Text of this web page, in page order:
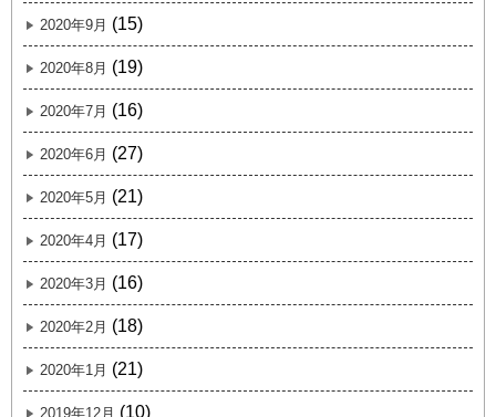
2020年9月 (15)
2020年8月 (19)
2020年7月 (16)
2020年6月 (27)
2020年5月 (21)
2020年4月 (17)
2020年3月 (16)
2020年2月 (18)
2020年1月 (21)
2019年12月 (10)